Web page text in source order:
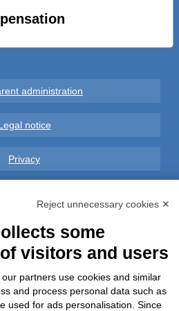
administration
notice
Privacy
Complaints
and Indemnities
Contacts
Reject unnecessary cookies ✕
some
visitors and users
partners use cookies and similar
and process personal data such as
used for ads personalisation. Since